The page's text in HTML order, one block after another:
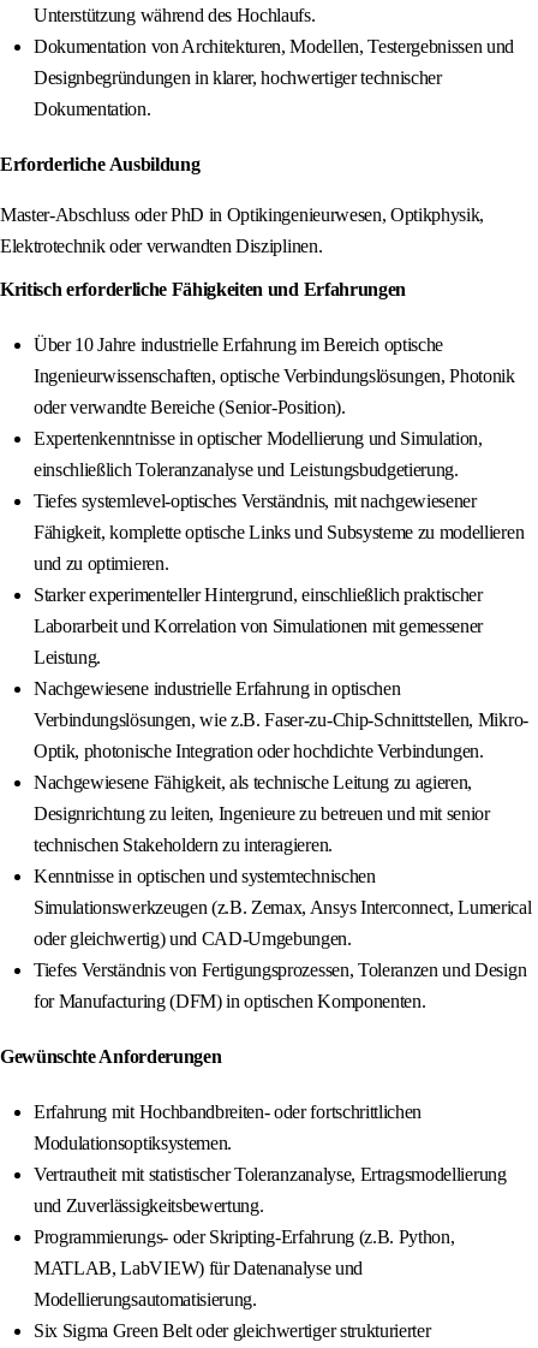
Unterstützung während des Hochlaufs.
Dokumentation von Architekturen, Modellen, Testergebnissen und
Designbegründungen in klarer, hochwertiger technischer
Dokumentation.
Erforderliche Ausbildung
Master-Abschluss oder PhD in Optikingenieurwesen, Optikphysik,
Elektrotechnik oder verwandten Disziplinen.
Kritisch erforderliche Fähigkeiten und Erfahrungen
Über 10 Jahre industrielle Erfahrung im Bereich optische
Ingenieurwissenschaften, optische Verbindungslösungen, Photonik
oder verwandte Bereiche (Senior-Position).
Expertenkenntnisse in optischer Modellierung und Simulation,
einschließlich Toleranzanalyse und Leistungsbudgetierung.
Tiefes systemlevel-optisches Verständnis, mit nachgewiesener
Fähigkeit, komplette optische Links und Subsysteme zu modellieren
und zu optimieren.
Starker experimenteller Hintergrund, einschließlich praktischer
Laborarbeit und Korrelation von Simulationen mit gemessener
Leistung.
Nachgewiesene industrielle Erfahrung in optischen
Verbindungslösungen, wie z.B. Faser-zu-Chip-Schnittstellen, Mikro-
Optik, photonische Integration oder hochdichte Verbindungen.
Nachgewiesene Fähigkeit, als technische Leitung zu agieren,
Designrichtung zu leiten, Ingenieure zu betreuen und mit senior
technischen Stakeholdern zu interagieren.
Kenntnisse in optischen und systemtechnischen
Simulationswerkzeugen (z.B. Zemax, Ansys Interconnect, Lumerical
oder gleichwertig) und CAD-Umgebungen.
Tiefes Verständnis von Fertigungsprozessen, Toleranzen und Design
for Manufacturing (DFM) in optischen Komponenten.
Gewünschte Anforderungen
Erfahrung mit Hochbandbreiten- oder fortschrittlichen
Modulationsoptiksystemen.
Vertrautheit mit statistischer Toleranzanalyse, Ertragsmodellierung
und Zuverlässigkeitsbewertung.
Programmierungs- oder Skripting-Erfahrung (z.B. Python,
MATLAB, LabVIEW) für Datenanalyse und
Modellierungsautomatisierung.
Six Sigma Green Belt oder gleichwertiger strukturierter